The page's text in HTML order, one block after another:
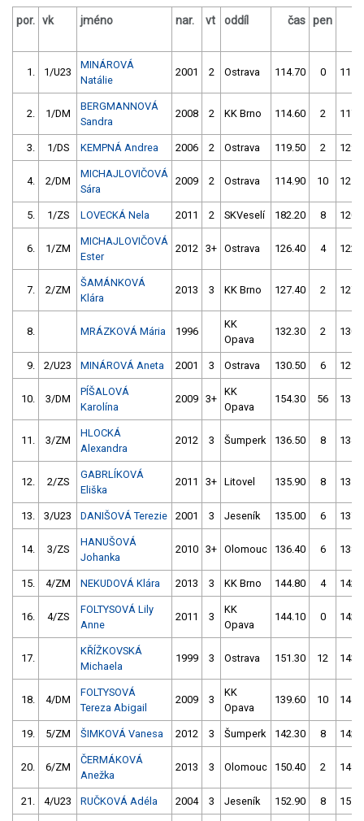
por. vk jméno nar. vt oddíl čas pen
1. 1/U23
MINÁROVÁ
Natálie
2001 2 Ostrava 114.70 0
2. 1/DM
BERGMANNOVÁ
Sandra
2008 2 KK Brno 114.60 2
3. 1/DS KEMPNÁ Andrea 2006 2 Ostrava 119.50 2
4. 2/DM
MICHAJLOVIČOVÁ
Sára
2009 2 Ostrava 114.90 10
5. 1/ZS LOVECKÁ Nela 2011 2 SKVeselí 182.20 8
6. 1/ZM
MICHAJLOVIČOVÁ
Ester
2012 3+ Ostrava 126.40 4
7. 2/ZM
ŠAMÁNKOVÁ
Klára
2013 3 KK Brno 127.40 2
8. MRÁZKOVÁ Mária 1996
KK
Opava
132.30 2
9. 2/U23 MINÁROVÁ Aneta 2001 3 Ostrava 130.50 6
10. 3/DM
PÍŠALOVÁ
Karolína
2009 3+
KK
Opava
154.30 56
11. 3/ZM
HLOCKÁ
Alexandra
2012 3 Šumperk 136.50 8
12. 2/ZS
GABRLÍKOVÁ
Eliška
2011 3+ Litovel 135.90 8
13. 3/U23 DANIŠOVÁ Terezie 2001 3 Jeseník 135.00 6
14. 3/ZS
HANUŠOVÁ
Johanka
2010 3+ Olomouc 136.40 6
15. 4/ZM NEKUDOVÁ Klára 2013 3 KK Brno 144.80 4
16. 4/ZS
FOLTYSOVÁ Lily
Anne
2011 3
KK
Opava
144.10 0
17.
KŘÍŽKOVSKÁ
Michaela
1999 3 Ostrava 151.30 12
18. 4/DM
FOLTYSOVÁ
Tereza Abigail
2009 3
KK
Opava
139.60 10
19. 5/ZM ŠIMKOVÁ Vanesa 2012 3 Šumperk 142.30 8
20. 6/ZM
ČERMÁKOVÁ
Anežka
2013 3 Olomouc 150.40 2
21. 4/U23 RUČKOVÁ Adéla 2004 3 Jeseník 152.90 8